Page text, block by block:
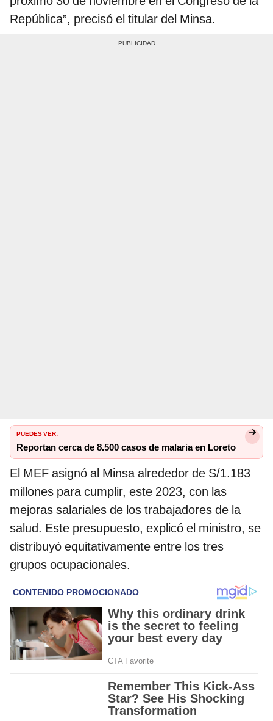
República”, precisó el titular del Minsa.
PUEDES VER:
Reportan cerca de 8.500 casos de malaria en Loreto
El MEF asignó al Minsa alrededor de S/1.183
millones para cumplir, este 2023, con las
mejoras salariales de los trabajadores de la
salud. Este presupuesto, explicó el ministro, se
distribuyó equitativamente entre los tres
grupos ocupacionales.